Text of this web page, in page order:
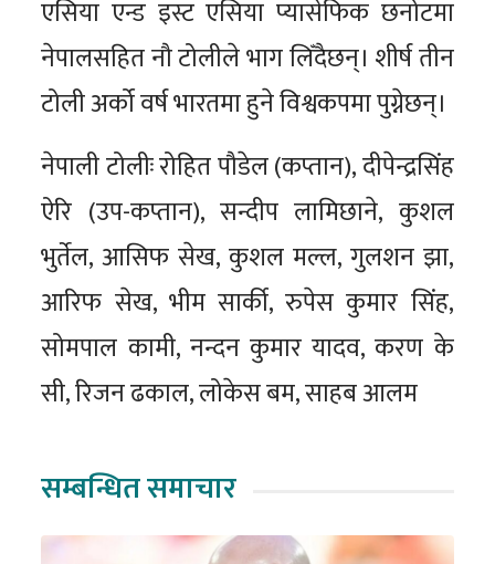
एसिया एन्ड इस्ट एसिया प्यासेफिक छनोटमा
नेपालसहित नौ टोलीले भाग लिँदैछन्। शीर्ष तीन
टोली अर्को वर्ष भारतमा हुने विश्वकपमा पुग्नेछन्।
नेपाली टोलीः रोहित पौडेल (कप्तान), दीपेन्द्रसिंह
ऐरि (उप-कप्तान), सन्दीप लामिछाने, कुशल
भुर्तेल, आसिफ सेख, कुशल मल्ल, गुलशन झा,
आरिफ सेख, भीम सार्की, रुपेस कुमार सिंह,
सोमपाल कामी, नन्दन कुमार यादव, करण के
सी, रिजन ढकाल, लोकेस बम, साहब आलम
सम्बन्धित समाचार